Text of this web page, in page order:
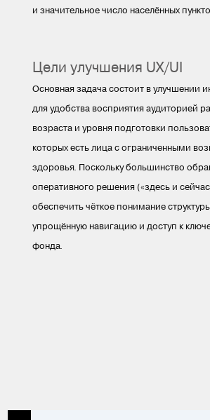
и значительное число населённых
Цели улучшения UX/UI
Основная задача состоит в улучшении
для удобства восприятия аудиторией
возраста и уровня подготовки
которых есть лица с ограниченными
здоровья. Поскольку большинство
оперативного решения («здесь и
обеспечить чёткое понимание
упрощённую навигацию и доступ к
фонда.